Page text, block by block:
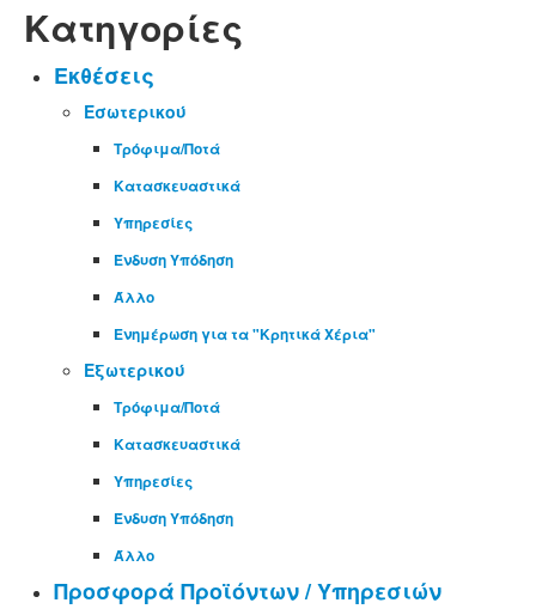
Κατηγορίες
Εκθέσεις
Εσωτερικού
Τρόφιμα/Ποτά
Κατασκευαστικά
Υπηρεσίες
Ένδυση Υπόδηση
Άλλο
Ενημέρωση για τα "Κρητικά Χέρια"
Εξωτερικού
Τρόφιμα/Ποτά
Κατασκευαστικά
Υπηρεσίες
Ένδυση Υπόδηση
Άλλο
Προσφορά Προϊόντων / Υπηρεσιών